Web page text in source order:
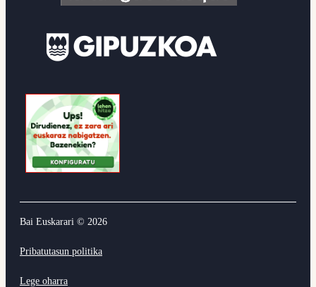
Bai Euskarari © 2026
Pribatutasun politika
Lege oharra